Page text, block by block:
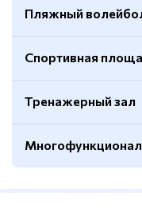
Пляжный
Спортивная
Тренажерный зал